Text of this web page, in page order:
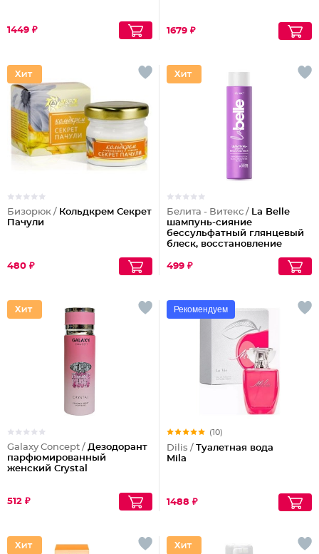
1449 ₽ 1679 ₽
Бизорюк / Кольдкрем Секрет
Пачули
480 ₽
Белита - Витекс / La Belle
шампунь-сияние
бессульфатный глянцевый
блеск, восстановление
499 ₽
Galaxy Concept / Дезодорант
парфюмированный
женский Crystal
512 ₽
Рекомендуем
(10)
Dilis / Туалетная вода
Mila
1488 ₽